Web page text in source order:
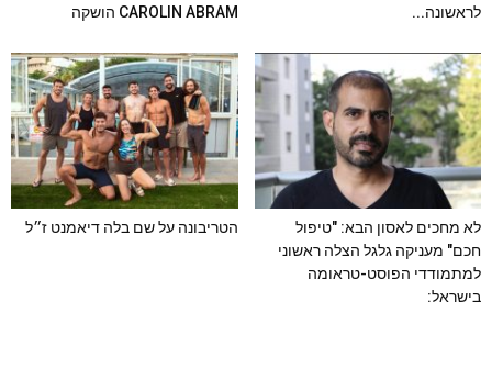
לראשונה...
CAROLIN ABRAM הושקה
לא מחכים לאסון הבא: "טיפול
חכם" מעניקה גלגל הצלה ראשוני
למתמודדי הפוסט-טראומה
בישראל:
הטריבונה על שם בלה דיאמנט ז״ל